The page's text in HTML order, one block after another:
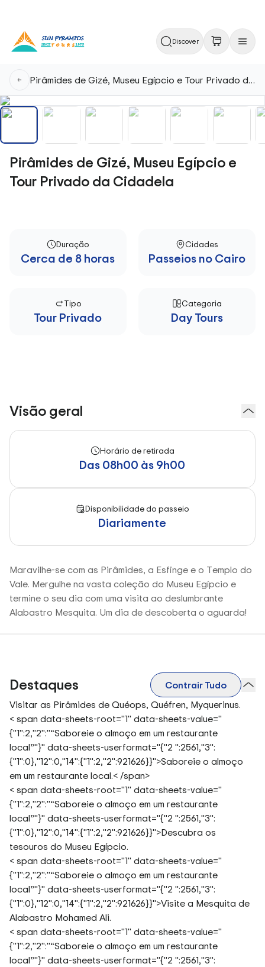
Discover
Pirâmides de Gizé, Museu Egípcio e Tour Privado da Cidadela
Pirâmides de Gizé, Museu Egípcio e
Tour Privado da Cidadela
Duração
Cerca de 8 horas
Cidades
Passeios no Cairo
Tipo
Tour Privado
Categoria
Day Tours
Visão geral
Horário de retirada
Das 08h00 às 9h00
Disponibilidade do passeio
Diariamente
Maravilhe-se com as Pirâmides, a Esfinge e o Templo do
Vale. Mergulhe na vasta coleção do Museu Egípcio e
termine o seu dia com uma visita ao deslumbrante
Alabastro Mesquita. Um dia de descoberta o aguarda!
Destaques
Contrair Tudo
Visitar as Pirâmides de Quéops, Quéfren, Myquerinus.
< span data-sheets-root="1" data-sheets-value="
{"1":2,"2":"“Saboreie o almoço em um restaurante
local”"}" data-sheets-userformat="{"2 ":2561,"3":
{"1":0},"12":0,"14":{"1":2,"2":921626}}">Saboreie o almoço
em um restaurante local.< /span>
< span data-sheets-root="1" data-sheets-value="
{"1":2,"2":"“Saboreie o almoço em um restaurante
local”"}" data-sheets-userformat="{"2 ":2561,"3":
{"1":0},"12":0,"14":{"1":2,"2":921626}}">Descubra os
tesouros do Museu Egípcio.
< span data-sheets-root="1" data-sheets-value="
{"1":2,"2":"“Saboreie o almoço em um restaurante
local”"}" data-sheets-userformat="{"2 ":2561,"3":
{"1":0},"12":0,"14":{"1":2,"2":921626}}">Visite a Mesquita de
Alabastro Mohamed Ali.
< span data-sheets-root="1" data-sheets-value="
{"1":2,"2":"“Saboreie o almoço em um restaurante
local”"}" data-sheets-userformat="{"2 ":2561,"3":